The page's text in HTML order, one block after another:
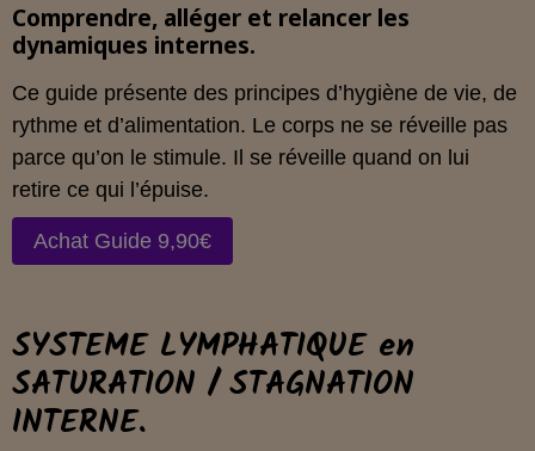
Comprendre, alléger et relancer les
dynamiques internes.
Ce guide présente des principes d’hygiène de vie, de
rythme et d’alimentation. Le corps ne se réveille pas
parce qu’on le stimule. Il se réveille quand on lui
retire ce qui l’épuise.
Achat Guide 9,90€
SYSTEME LYMPHATIQUE en
SATURATION / STAGNATION
INTERNE.